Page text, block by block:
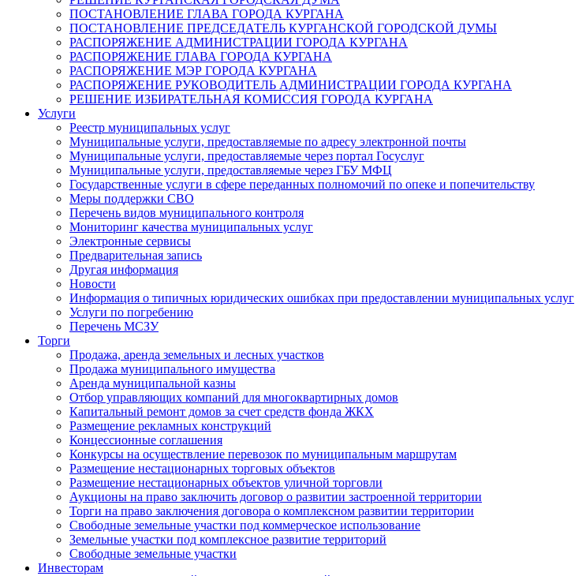
ПОСТАНОВЛЕНИЕ ГЛАВА ГОРОДА КУРГАНА
ПОСТАНОВЛЕНИЕ ПРЕДСЕДАТЕЛЬ КУРГАНСКОЙ ГОРОДСКОЙ ДУМЫ
РАСПОРЯЖЕНИЕ АДМИНИСТРАЦИИ ГОРОДА КУРГАНА
РАСПОРЯЖЕНИЕ ГЛАВА ГОРОДА КУРГАНА
РАСПОРЯЖЕНИЕ МЭР ГОРОДА КУРГАНА
РАСПОРЯЖЕНИЕ РУКОВОДИТЕЛЬ АДМИНИСТРАЦИИ ГОРОДА КУРГАНА
РЕШЕНИЕ ИЗБИРАТЕЛЬНАЯ КОМИССИЯ ГОРОДА КУРГАНА
Услуги
Реестр муниципальных услуг
Муниципальные услуги, предоставляемые по адресу электронной почты
Муниципальные услуги, предоставляемые через портал Госуслуг
Муниципальные услуги, предоставляемые через ГБУ МФЦ
Государственные услуги в сфере переданных полномочий по опеке и попечительству
Меры поддержки СВО
Перечень видов муниципального контроля
Мониторинг качества муниципальных услуг
Электронные сервисы
Предварительная запись
Другая информация
Новости
Информация о типичных юридических ошибках при предоставлении муниципальных услуг
Услуги по погребению
Перечень МСЗУ
Торги
Продажа, аренда земельных и лесных участков
Продажа муниципального имущества
Аренда муниципальной казны
Отбор управляющих компаний для многоквартирных домов
Капитальный ремонт домов за счет средств фонда ЖКХ
Размещение рекламных конструкций
Концессионные соглашения
Конкурсы на осуществление перевозок по муниципальным маршрутам
Размещение нестационарных торговых объектов
Размещение нестационарных объектов уличной торговли
Аукционы на право заключить договор о развитии застроенной территории
Торги на право заключения договора о комплексном развитии территории
Свободные земельные участки под коммерческое использование
Земельные участки под комплексное развитие территорий
Свободные земельные участки
Инвесторам